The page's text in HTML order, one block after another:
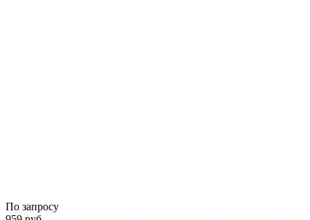
По запросу